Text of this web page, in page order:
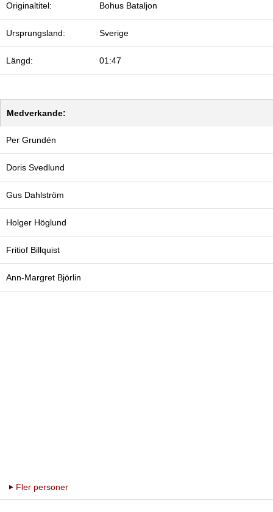
Originaltitel: Bohus Bataljon
Ursprungsland: Sverige
Längd: 01:47
Medverkande:
Per Grundén
Doris Svedlund
Gus Dahlström
Holger Höglund
Fritiof Billquist
Ann-Margret Björlin
Fler personer